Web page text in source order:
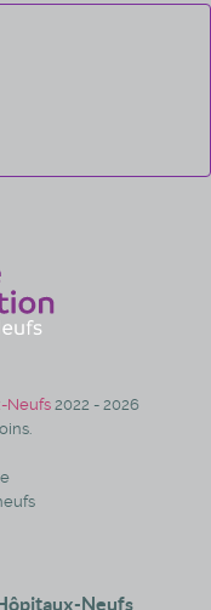
Neufs 2022 - 2026
Neufs